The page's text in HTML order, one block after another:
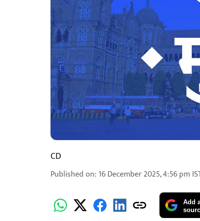
CD
Published on: 16 December 2025, 4:56 pm
Add